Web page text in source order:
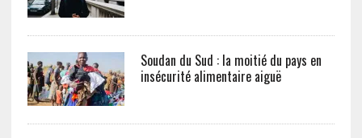
Soudan du Sud : la moitié du pays en
insécurité alimentaire aiguë